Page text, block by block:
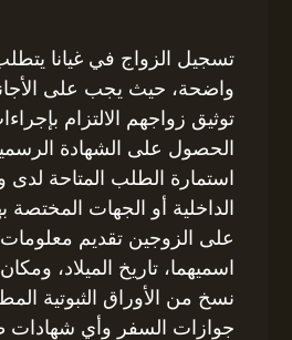
تسجيل الزواج في غيانا
واضحة، حيث يجب على
توثيق زواجهم الالتزام
الحصول على الشهادة
استمارة الطلب المتاحة لدى
الداخلية أو الجهات المختصة
على الزوجين تقديم
اسميهما، تاريخ الميلاد،
نسخ من الأوراق الثبوتية
جوازات السفر وأي شهادات